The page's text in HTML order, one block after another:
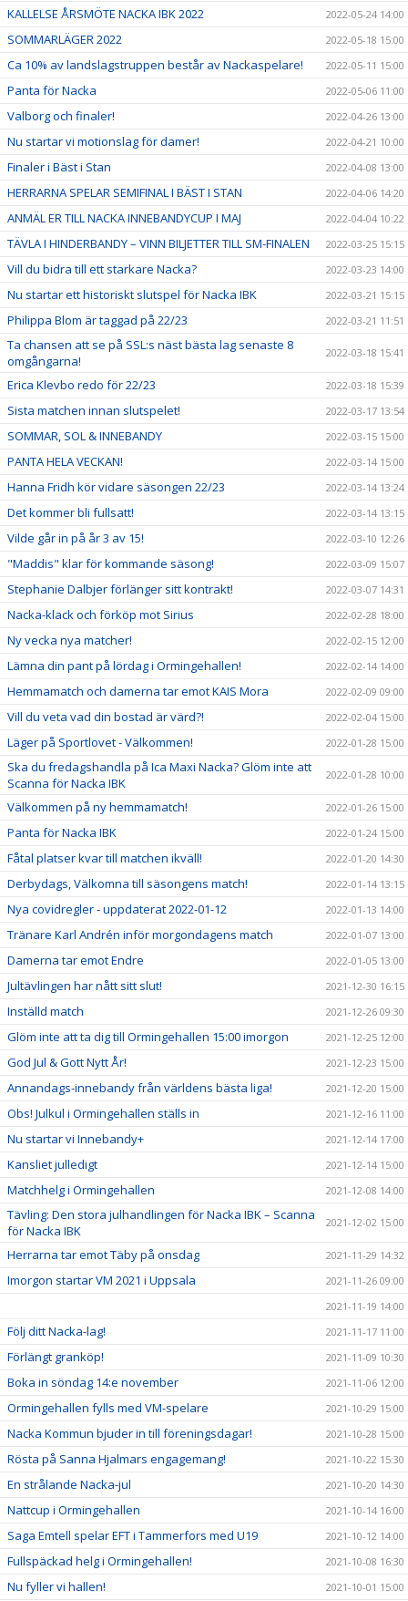
KALLELSE ÅRSMÖTE NACKA IBK 2022 2022-05-24 14:00
SOMMARLÄGER 2022 2022-05-18 15:00
Ca 10% av landslagstruppen består av Nackaspelare! 2022-05-11 15:00
Panta för Nacka 2022-05-06 11:00
Valborg och finaler! 2022-04-26 13:00
Nu startar vi motionslag för damer! 2022-04-21 10:00
Finaler i Bäst i Stan 2022-04-08 13:00
HERRARNA SPELAR SEMIFINAL I BÄST I STAN 2022-04-06 14:20
ANMÄL ER TILL NACKA INNEBANDYCUP I MAJ 2022-04-04 10:22
TÄVLA I HINDERBANDY – VINN BILJETTER TILL SM-FINALEN 2022-03-25 15:15
Vill du bidra till ett starkare Nacka? 2022-03-23 14:00
Nu startar ett historiskt slutspel för Nacka IBK 2022-03-21 15:15
Philippa Blom är taggad på 22/23 2022-03-21 11:51
Ta chansen att se på SSL:s näst bästa lag senaste 8
omgångarna!
2022-03-18 15:41
Erica Klevbo redo för 22/23 2022-03-18 15:39
Sista matchen innan slutspelet! 2022-03-17 13:54
SOMMAR, SOL & INNEBANDY 2022-03-15 15:00
PANTA HELA VECKAN! 2022-03-14 15:00
Hanna Fridh kör vidare säsongen 22/23 2022-03-14 13:24
Det kommer bli fullsatt! 2022-03-14 13:15
Vilde går in på år 3 av 15! 2022-03-10 12:26
"Maddis" klar för kommande säsong! 2022-03-09 15:07
Stephanie Dalbjer förlänger sitt kontrakt! 2022-03-07 14:31
Nacka-klack och förköp mot Sirius 2022-02-28 18:00
Ny vecka nya matcher! 2022-02-15 12:00
Lämna din pant på lördag i Ormingehallen! 2022-02-14 14:00
Hemmamatch och damerna tar emot KAIS Mora 2022-02-09 09:00
Vill du veta vad din bostad är värd?! 2022-02-04 15:00
Läger på Sportlovet - Välkommen! 2022-01-28 15:00
Ska du fredagshandla på Ica Maxi Nacka? Glöm inte att
Scanna för Nacka IBK
2022-01-28 10:00
Välkommen på ny hemmamatch! 2022-01-26 15:00
Panta för Nacka IBK 2022-01-24 15:00
Fåtal platser kvar till matchen ikväll! 2022-01-20 14:30
Derbydags, Välkomna till säsongens match! 2022-01-14 13:15
Nya covidregler - uppdaterat 2022-01-12 2022-01-13 14:00
Tränare Karl Andrén inför morgondagens match 2022-01-07 13:00
Damerna tar emot Endre 2022-01-05 13:00
Jultävlingen har nått sitt slut! 2021-12-30 16:15
Inställd match 2021-12-26 09:30
Glöm inte att ta dig till Ormingehallen 15:00 imorgon 2021-12-25 12:00
God Jul & Gott Nytt År! 2021-12-23 15:00
Annandags-innebandy från världens bästa liga! 2021-12-20 15:00
Obs! Julkul i Ormingehallen ställs in 2021-12-16 11:00
Nu startar vi Innebandy+ 2021-12-14 17:00
Kansliet julledigt 2021-12-14 15:00
Matchhelg i Ormingehallen 2021-12-08 14:00
Tävling: Den stora julhandlingen för Nacka IBK – Scanna
för Nacka IBK
2021-12-02 15:00
Herrarna tar emot Täby på onsdag 2021-11-29 14:32
Imorgon startar VM 2021 i Uppsala
2021-11-26 09:00
2021-11-19 14:00
Följ ditt Nacka-lag! 2021-11-17 11:00
Förlängt granköp! 2021-11-09 10:30
Boka in söndag 14:e november 2021-11-06 12:00
Ormingehallen fylls med VM-spelare 2021-10-29 15:00
Nacka Kommun bjuder in till föreningsdagar! 2021-10-28 15:00
Rösta på Sanna Hjalmars engagemang! 2021-10-22 15:30
En strålande Nacka-jul 2021-10-20 14:30
Nattcup i Ormingehallen 2021-10-14 16:00
Saga Emtell spelar EFT i Tammerfors med U19 2021-10-12 14:00
Fullspäckad helg i Ormingehallen! 2021-10-08 16:30
Nu fyller vi hallen! 2021-10-01 15:00